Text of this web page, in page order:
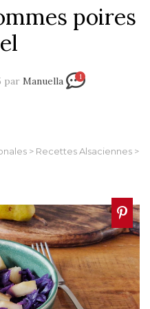
poires
par Manuella 1
> Recettes Alsaciennes >